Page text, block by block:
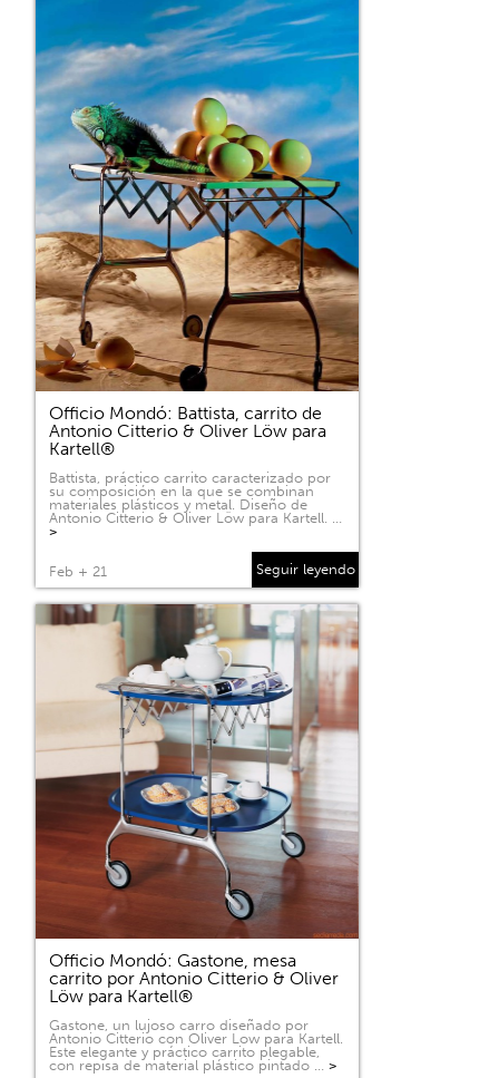
Officio Mondó: Battista, carrito de
Antonio Citterio & Oliver Löw para
Kartell®
Battista, práctico carrito caracterizado por
su composición en la que se combinan
materiales plásticos y metal. Diseño de
Antonio Citterio & Oliver Löw para Kartell. …
>
Feb + 21 Seguir leyendo
Officio Mondó: Gastone, mesa
carrito por Antonio Citterio & Oliver
Löw para Kartell®
Gastone, un lujoso carro diseñado por
Antonio Citterio con Oliver Low para Kartell.
Este elegante y práctico carrito plegable,
con repisa de material plástico pintado … >